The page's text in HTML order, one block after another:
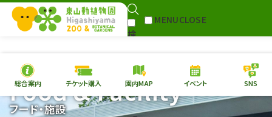
検
MENUCLOSE
本日の開園情報 チケ
総合案内 チケット購入 園内MAP イベント SNS
Food & Facility
フード・施設